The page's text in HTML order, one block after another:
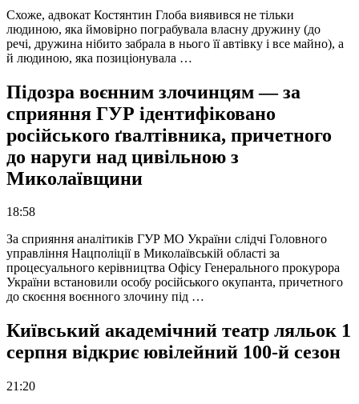
Схоже, адвокат Костянтин Глоба виявився не тільки
людиною, яка ймовірно пограбувала власну дружину (до
речі, дружина нібито забрала в нього її автівку і все майно), а
й людиною, яка позиціонувала …
Підозра воєнним злочинцям — за
сприяння ГУР ідентифіковано
російського ґвалтівника, причетного
до наруги над цивільною з
Миколаївщини
18:58
За сприяння аналітиків ГУР МО України слідчі Головного
управління Нацполіції в Миколаївській області за
процесуального керівництва Офісу Генерального прокурора
України встановили особу російського окупанта, причетного
до скоєння воєнного злочину під …
Київський академічний театр ляльок 1
серпня відкриє ювілейний 100-й сезон
21:20